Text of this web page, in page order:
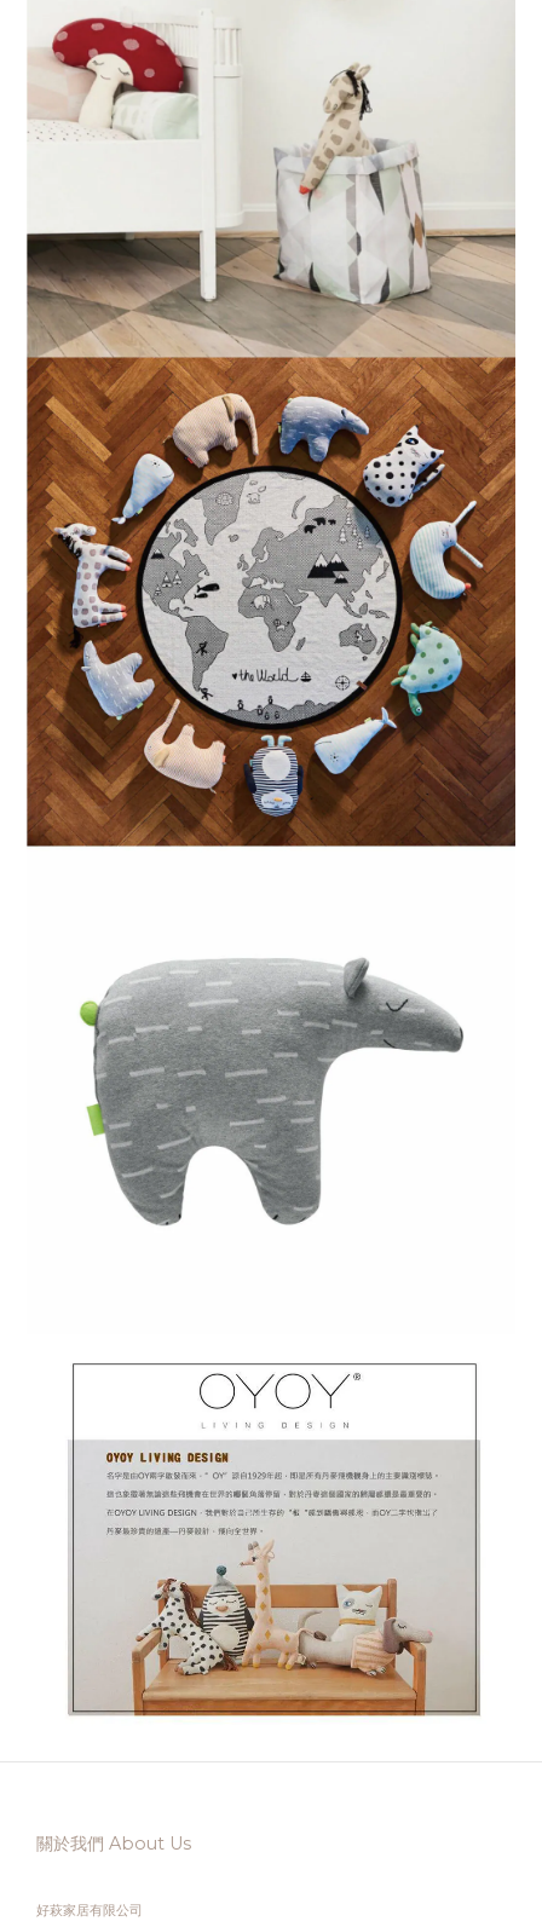
關於我們 About Us
好萩家居有限公司